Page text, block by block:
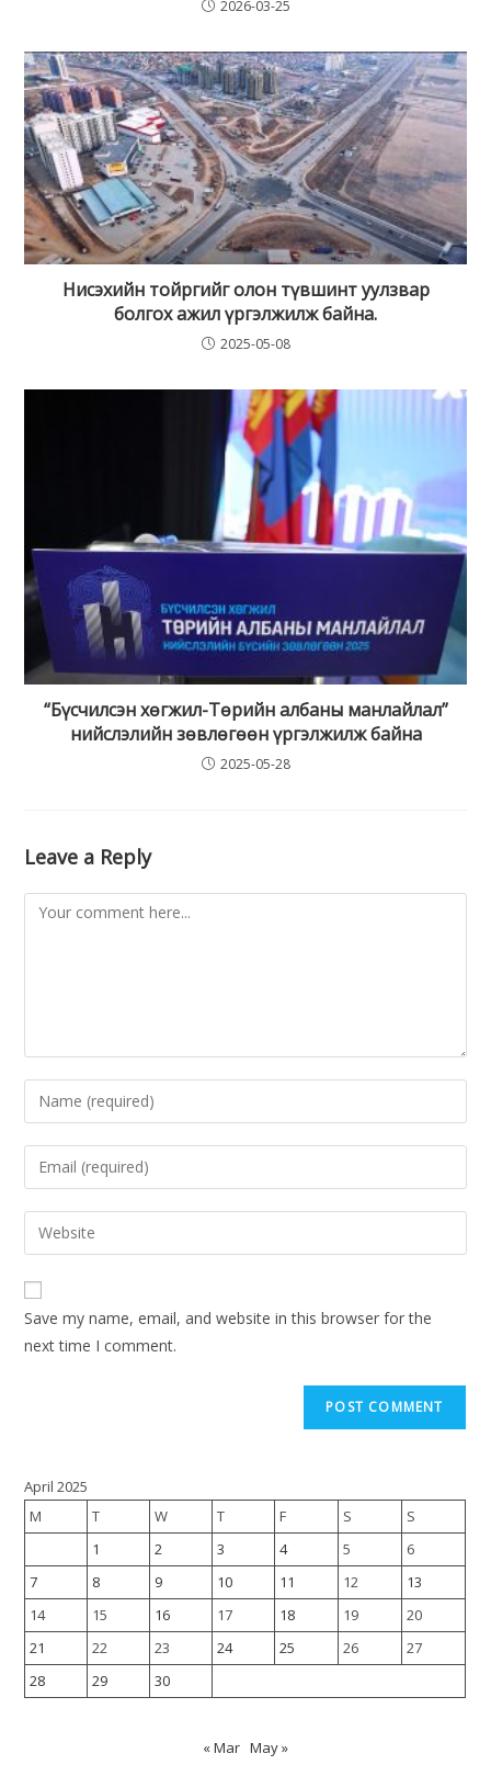
2026-03-25
Нисэхийн тойргийг олон түвшинт уулзвар
болгох ажил үргэлжилж байна.
2025-05-08
“Бүсчилсэн хөгжил-Төрийн албаны манлайлал”
нийслэлийн зөвлөгөөн үргэлжилж байна
2025-05-28
Leave a Reply
Save my name, email, and website in this browser for the
next time I comment.
April 2025
M
T W T F S
S
1
2 3 4 5
6
7
8 9 10 11 12
13
14
15 16 17 18 19
20
21
22 23 24 25 26
27
28
29 30
« Mar May »